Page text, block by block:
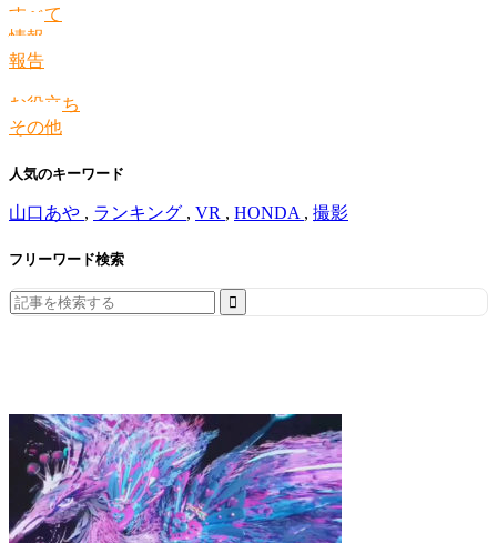
すべて
情報
報告
お役立ち
その他
人気のキーワード
山口あや , ランキング , VR , HONDA , 撮影
フリーワード検索
Search
for: